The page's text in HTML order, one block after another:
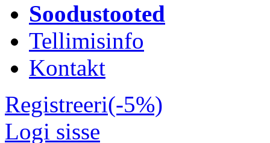
Soodustooted
Tellimisinfo
Kontakt
Registreeri(-5%)
Logi sisse